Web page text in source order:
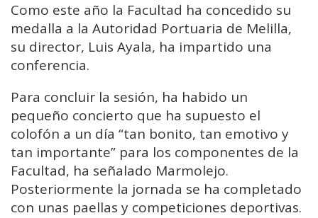
Como este año la Facultad ha concedido su
medalla a la Autoridad Portuaria de Melilla,
su director, Luis Ayala, ha impartido una
conferencia.
Para concluir la sesión, ha habido un
pequeño concierto que ha supuesto el
colofón a un día “tan bonito, tan emotivo y
tan importante” para los componentes de la
Facultad, ha señalado Marmolejo.
Posteriormente la jornada se ha completado
con unas paellas y competiciones deportivas.